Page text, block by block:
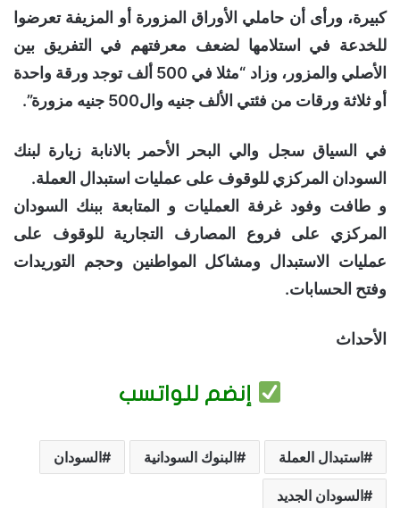
كبيرة، ورأى أن حاملي الأوراق المزورة أو المزيفة تعرضوا
للخدعة في استلامها لضعف معرفتهم في التفريق بين
الأصلي والمزور، وزاد “مثلا في 500 ألف توجد ورقة واحدة
أو ثلاثة ورقات من فئتي الألف جنيه وال500 جنيه مزورة”.
في السياق سجل والي البحر الأحمر بالانابة زيارة لبنك
السودان المركزي للوقوف على عمليات استبدال العملة.
و طافت وفود غرفة العمليات و المتابعة ببنك السودان
المركزي على فروع المصارف التجارية للوقوف على
عمليات الاستبدال ومشاكل المواطنين وحجم التوريدات
وفتح الحسابات.
الأحداث
إنضم للواتسب
استبدال العملة البنوك السودانية السودان
السودان الجديد